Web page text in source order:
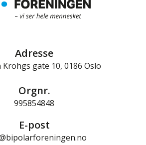
Adresse
gate 10, 0186 Oslo
Orgnr.
995854848
E-post